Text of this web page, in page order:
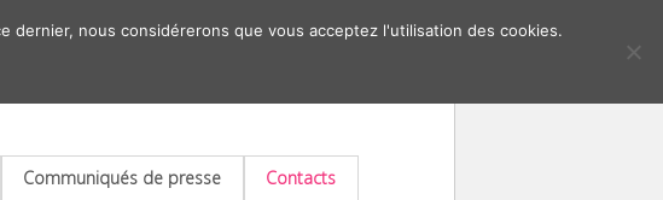
Communiqués de presse Contacts
nous considérerons que vous acceptez l'utilisation des cookies.